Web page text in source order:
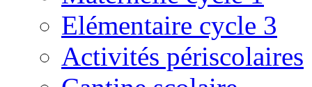
Elémentaire cycle 3
Activités périscolaires